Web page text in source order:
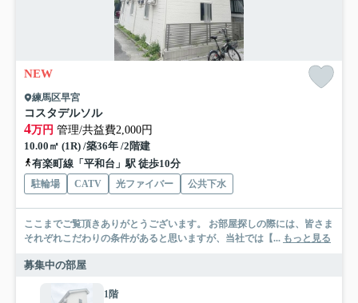
NEW
練馬区早宮
コスタデルソル
4万円 管理/共益費2,000円
10.00㎡ (1R) /築36年 /2階建
有楽町線「平和台」駅 徒歩10分
駐輪場 CATV 光ファイバー 公共下水
ここまでご覧頂きありがとうございます。 お部屋探しの際には、皆さま
それぞれこだわりの条件があると思いますが、当社では【... もっと見る
募集中の部屋
1階